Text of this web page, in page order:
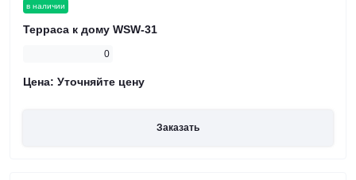
в наличии
Терраса к дому WSW-31
0
Цена: Уточняйте цену
Заказать